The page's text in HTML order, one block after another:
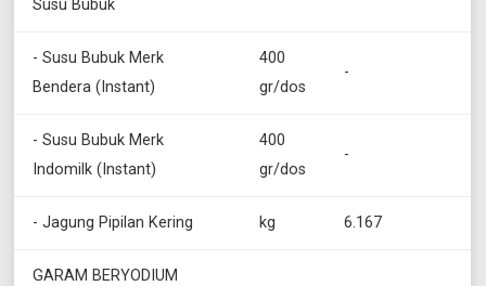
Susu Bubuk
- Susu Bubuk Merk
Bendera (Instant)
400
gr/dos
-
- Susu Bubuk Merk
Indomilk (Instant)
400
gr/dos
-
- Jagung Pipilan Kering kg 6.167
GARAM BERYODIUM